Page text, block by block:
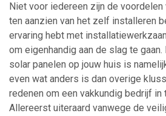
Niet voor iedereen zijn de
ten aanzien van het zelf installeren
ervaring hebt met
om eigenhandig aan de slag te gaan.
solar panelen op jouw huis is
even wat anders is dan overige
redenen om een vakkundig bedrijf in
Allereerst uiteraard vanwege de